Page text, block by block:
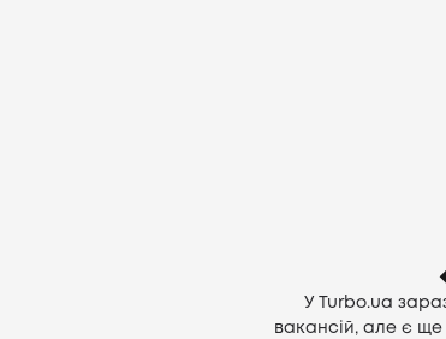
У Turbo.ua
вакансій, але є ще